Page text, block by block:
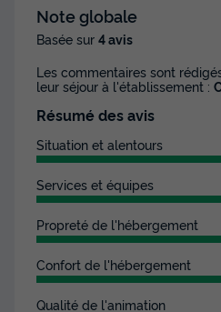
Note globale
Basée sur 4 avis
Les commentaires sont
leur séjour à l'établissement :
Résumé des avis
Situation et alentours
Services et équipes
Propreté de l'hébergement
Confort de l'hébergement
Qualité de l'animation